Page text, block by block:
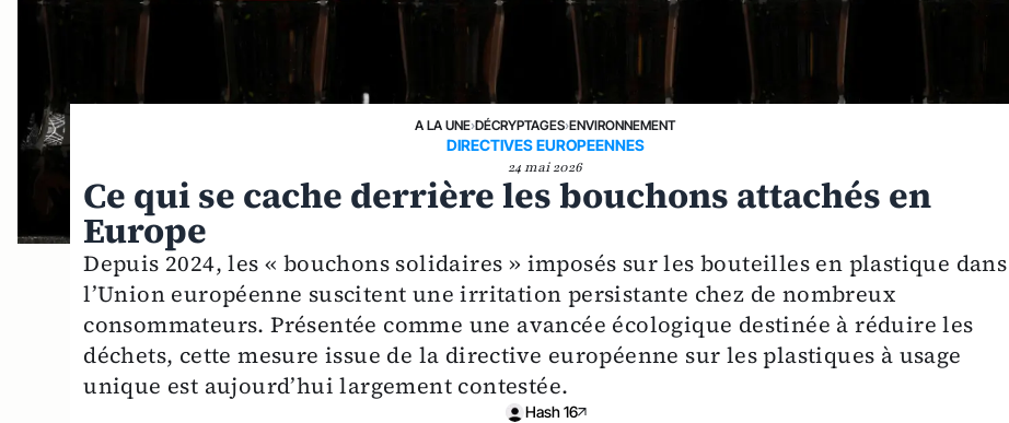
A LA UNE›DÉCRYPTAGES›ENVIRONNEMENT
DIRECTIVES EUROPEENNES
24 mai 2026
Ce qui se cache derrière les bouchons attachés en
Europe
Depuis 2024, les « bouchons solidaires » imposés sur les bouteilles en plastique dans
l’Union européenne suscitent une irritation persistante chez de nombreux
consommateurs. Présentée comme une avancée écologique destinée à réduire les
déchets, cette mesure issue de la directive européenne sur les plastiques à usage
unique est aujourd’hui largement contestée.
Hash 16